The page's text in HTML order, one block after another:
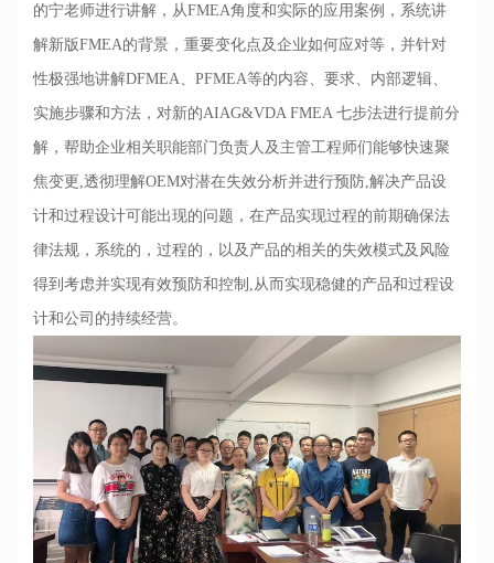
的宁老师进行讲解，从FMEA角度和实际的应用案例，系统讲
解新版FMEA的背景，重要变化点及企业如何应对等，并针对
性极强地讲解DFMEA、PFMEA等的内容、要求、内部逻辑、
实施步骤和方法，对新的AIAG&VDA FMEA 七步法进行提前分
解，帮助企业相关职能部门负责人及主管工程师们能够快速聚
焦变更,透彻理解OEM对潜在失效分析并进行预防,解决产品设
计和过程设计可能出现的问题，在产品实现过程的前期确保法
律法规，系统的，过程的，以及产品的相关的失效模式及风险
得到考虑并实现有效预防和控制,从而实现稳健的产品和过程设
计和公司的持续经营。